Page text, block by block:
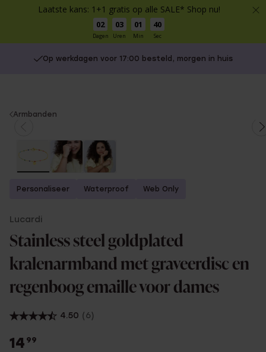
Laatste kans: 1+1 gratis op alle SALE* Shop nu!
02
Dagen
03
Uren
01
Min
40
Sec
Op werkdagen voor 17:00 besteld, morgen in huis
You
Armbanden
Personaliseer Waterproof Web Only
Lucardi
Stainless steel goldplated
kralenarmband met graveerdisc en
regenboog emaille voor dames
4.50 (6)
14 99